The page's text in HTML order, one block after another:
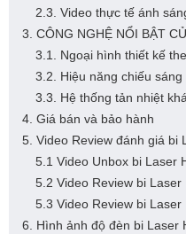
2.3. Video thực tế ánh
3. CÔNG NGHỆ NỔI BẬT
3.1. Ngoại hình thiết kế
3.2. Hiệu năng chiếu
3.3. Hệ thống tản nhiệt
4. Giá bán và bảo hành
5. Video Review đánh giá bi
5.1 Video Unbox bi Laser
5.2 Video Review bi Laser
5.3 Video Review bi Laser
6. Hình ảnh độ đèn bi Laser